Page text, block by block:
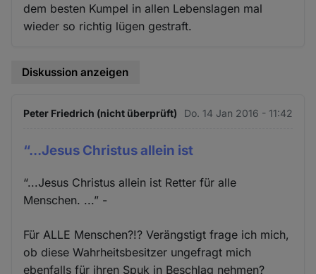
dem besten Kumpel in allen Lebenslagen mal
wieder so richtig lügen gestraft.
Diskussion anzeigen
Peter Friedrich (nicht überprüft) Do. 14 Jan 2016 - 11:42
“...Jesus Christus allein ist
“...Jesus Christus allein ist Retter für alle
Menschen. ...” -
Für ALLE Menschen?!? Verängstigt frage ich mich,
ob diese Wahrheitsbesitzer ungefragt mich
ebenfalls für ihren Spuk in Beschlag nehmen?